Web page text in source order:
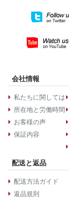
会社情報
私たちに関しては
所在地と労働時間
お客様の声
保証内容
配送と返品
配送方法ガイド
返品規則